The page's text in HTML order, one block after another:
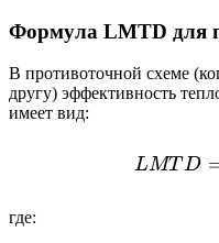
Формула LMTD для
В противоточной схеме
другу) эффективность
имеет вид:
LMTD
где: